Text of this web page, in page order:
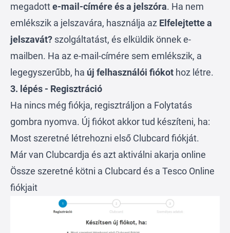
megadotte-mail-címéreés a jelszóra. Ha nem
emlékszik a jelszavára, használja az Elfelejtette a
jelszavát? szolgáltatást, és elküldik önnek e-
mailben. Ha az e-mail-címére sem emlékszik, a
legegyszerűbb, ha új felhasználói fiókot hoz létre.
3. lépés - Regisztráció
Ha nincs még fiókja, regisztráljon a Folytatás
gombra nyomva. Új fiókot akkor tud készíteni, ha:
Most szeretné létrehozni első Clubcard fiókját.
Már van Clubcardja és azt aktiválni akarja online
Össze szeretné kötni a Clubcard és a Tesco Online
fiókjait